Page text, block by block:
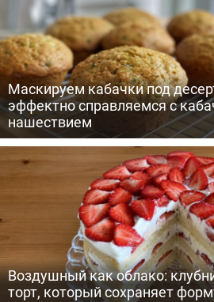
Маскируем кабачки под
эффектно справляемся с
нашествием
Воздушный как облако:
торт, который сохраняет